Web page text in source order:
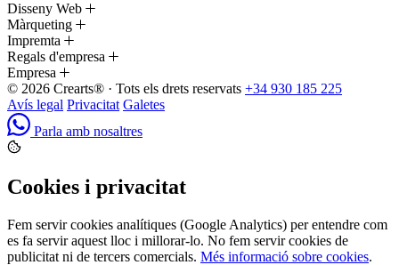
Disseny Web
Màrqueting
Impremta
Regals d'empresa
Empresa
© 2026 Crearts® · Tots els drets reservats +34 930 185 225
Avís legal Privacitat Galetes
Parla amb nosaltres
Cookies i privacitat
Fem servir cookies analítiques (Google Analytics) per entendre com
es fa servir aquest lloc i millorar-lo. No fem servir cookies de
publicitat ni de tercers comercials. Més informació sobre cookies.